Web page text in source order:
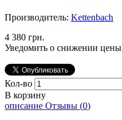
Производитель: Kettenbach
4 380 грн.
Уведомить о снижении цены
Кол-во
В корзину
описание Отзывы (0)